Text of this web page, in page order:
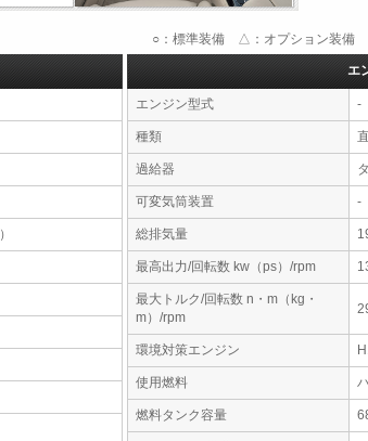
○：標準装備 △：オプション装備 -
エ
エンジン型式 -
種類
過給器
可変気筒装置 -
総排気量
最高出力/回転数 kw（ps）/rpm
最大トルク/回転数 n・m（kg・
m）/rpm
環境対策エンジン
使用燃料
燃料タンク容量